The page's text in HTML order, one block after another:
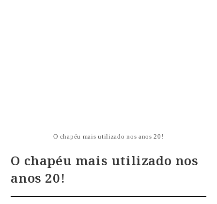
O chapéu mais utilizado nos anos 20!
O chapéu mais utilizado nos
anos 20!